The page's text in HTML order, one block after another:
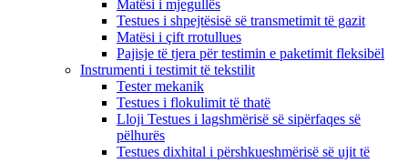
Matësi i mjegullës
Testues i shpejtësisë së transmetimit të gazit
Matësi i çift rrotullues
Pajisje të tjera për testimin e paketimit fleksibël
Instrumenti i testimit të tekstilit
Tester mekanik
Testues i flokulimit të thatë
Lloji Testues i lagshmërisë së sipërfaqes së
pëlhurës
Testues dixhital i përshkueshmërisë së ujit të